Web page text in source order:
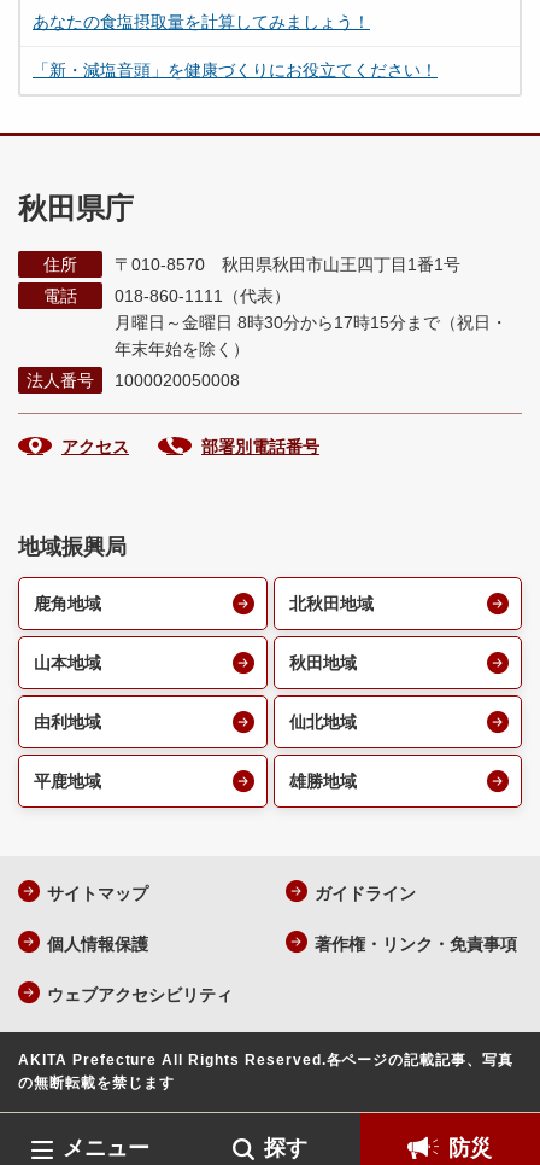
メニュー 探す 防災
あなたの食塩摂取量を計算してみましょう！
「新・減塩音頭」を健康づくりにお役立てください！
秋田県庁
住所
〒010-8570 秋田県秋田市山王四丁目1番1号
電話
018-860-1111（代表）
月曜日～金曜日 8時30分から17時15分まで （祝日・
年末年始を除く）
法人番号
1000020050008
アクセス 部署別電話番号
地域振興局
鹿角地域 北秋田地域
山本地域 秋田地域
由利地域 仙北地域
平鹿地域 雄勝地域
サイトマップ ガイドライン
個人情報保護 著作権・リンク・免責事項
ウェブアクセシビリティ
AKITA Prefecture All Rights Reserved.各ページの記載記事、写真
の無断転載を禁じます